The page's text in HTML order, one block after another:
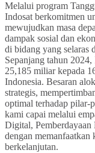
Melalui program
Indosat berkomitmen
mewujudkan masa
dampak sosial dan
di bidang yang selaras
Sepanjang tahun
25,185 miliar kepada
Indonesia. Besaran
strategis,
optimal terhadap pilar-
kami capai melalui
Digital,
dengan memanfaatkan
berkelanjutan.